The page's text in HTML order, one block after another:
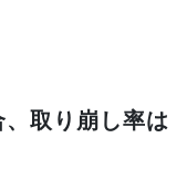
取り崩し率は